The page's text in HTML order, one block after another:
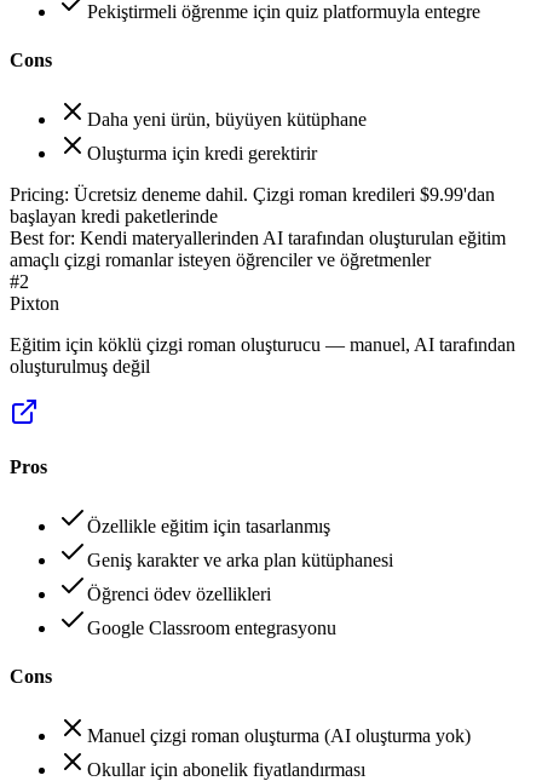
Pekiştirmeli öğrenme için quiz platformuyla entegre
Cons
Daha yeni ürün, büyüyen kütüphane
Oluşturma için kredi gerektirir
Pricing: Ücretsiz deneme dahil. Çizgi roman kredileri $9.99'dan
başlayan kredi paketlerinde
Best for: Kendi materyallerinden AI tarafından oluşturulan eğitim
amaçlı çizgi romanlar isteyen öğrenciler ve öğretmenler
#2
Pixton
Eğitim için köklü çizgi roman oluşturucu — manuel, AI tarafından
oluşturulmuş değil
Pros
Özellikle eğitim için tasarlanmış
Geniş karakter ve arka plan kütüphanesi
Öğrenci ödev özellikleri
Google Classroom entegrasyonu
Cons
Manuel çizgi roman oluşturma (AI oluşturma yok)
Okullar için abonelik fiyatlandırması